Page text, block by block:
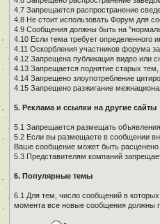
4.7 Запрещается распространение
4.8 Не стоит использовать Форум для
4.9 Сообщения должны быть на
4.10 Если тема требует
4.11 Оскорбления участников форума
4.12 Запрещена публикация видео или
4.13 Запрещается поднятие старых
4.14 Запрещено злоупотребление
4.15 Запрещено разжигание
5. Реклама и ссылки на другие сайты
5.1 Запрещается размещать
5.2 Если вы размещаете в сообщении
Ваше сообщение может быть расценено
5.3 Представителям компаний
6. Популярные темы
6.1 Для тем, число сообщений в
момента все новые сообщения должны